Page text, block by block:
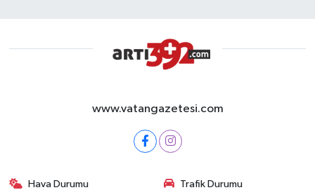
www.vatangazetesi.com
Hava Durumu Trafik Durumu